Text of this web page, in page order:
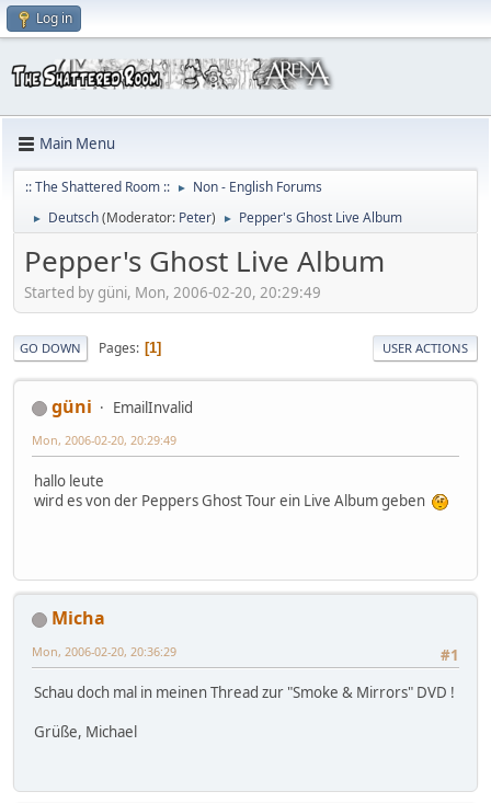
Log in
Main Menu
:: The Shattered Room :: ► Non - English Forums
► Deutsch(Moderator: Peter) ► Pepper's Ghost Live Album
Pepper's Ghost Live Album
Started by güni, Mon, 2006-02-20, 20:29:49
GO DOWN Pages 1 USER ACTIONS
güni EmailInvalid
Mon, 2006-02-20, 20:29:49
hallo leute
wird es von der Peppers Ghost Tour ein Live Album geben
Micha
#1
Mon, 2006-02-20, 20:36:29
Schau doch mal in meinen Thread zur "Smoke & Mirrors" DVD !
Grüße, Michael